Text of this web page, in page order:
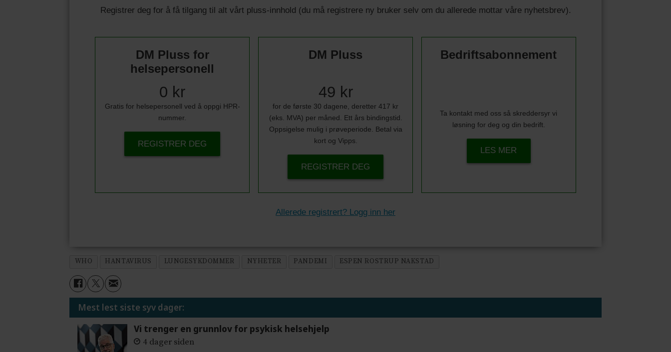
Registrer deg for å få tilgang til alt vårt pluss-innhold (du må registrere ny bruker selv om du allerede mottar våre nyhetsbrev).
DM Pluss for
helsepersonell
0 kr
Gratis for helsepersonell ved å oppgi HPR-
nummer.
REGISTRER DEG
DM Pluss
49 kr
for de første 30 dagene, deretter 417 kr
(eks. MVA) per måned. Ett års bindingstid.
Oppsigelse mulig i prøveperiode. Betal via
kort og Vipps.
REGISTRER DEG
Bedriftsabonnement
Ta kontakt med oss så skreddersyr vi
løsning for deg og din bedrift.
LES MER
Allerede registrert? Logg inn her
WHO HANTAVIRUS LUNGESYKDOMMER NYHETER PANDEMI ESPEN ROSTRUP NAKSTAD
Mest lest siste syv dager:
Vi trenger en grunnlov for psykisk helsehjelp
4 dager siden